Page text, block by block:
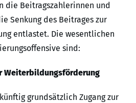
die Beitragszahlerinnen und
Senkung des Beitrages zur
entlastet. Die wesentlichen
sind:
Weiterbildungsförderung
grundsätzlich Zugang zur